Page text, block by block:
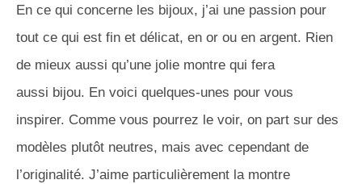
En ce qui concerne les bijoux, j’ai une passion pour
tout ce qui est fin et délicat, en or ou en argent. Rien
de mieux aussi qu’une jolie montre qui fera
aussi bijou. En voici quelques-unes pour vous
inspirer. Comme vous pourrez le voir, on part sur des
modèles plutôt neutres, mais avec cependant de
l’originalité. J’aime particulièrement la montre